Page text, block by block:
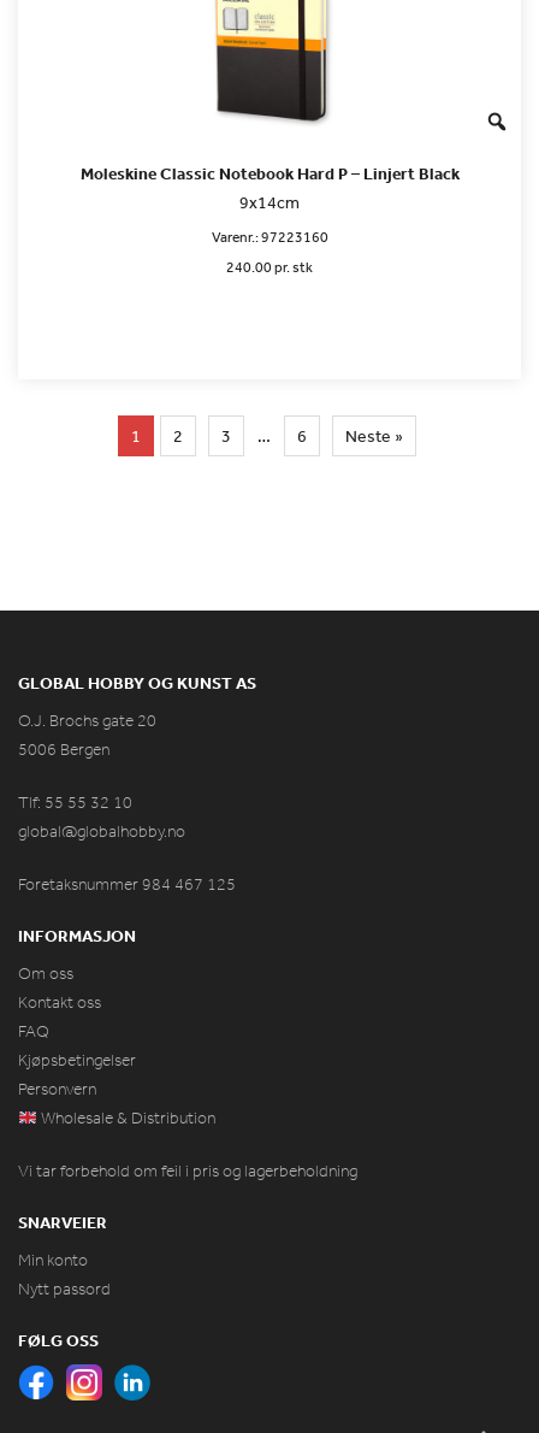
Moleskine Classic Notebook Hard P – Linjert Black
9x14cm
Varenr.:97223160
240.00 pr. stk
1 2 3 … 6 Neste »
GLOBAL HOBBY OG KUNST AS
O.J. Brochs gate 20
5006 Bergen
Tlf: 55 55 32 10
global@globalhobby.no
Foretaksnummer 984 467 125
INFORMASJON
Om oss
Kontakt oss
FAQ
Kjøpsbetingelser
Personvern
Wholesale & Distribution
Vi tar forbehold om feil i pris og lagerbeholdning
SNARVEIER
Min konto
Nytt passord
FØLG OSS